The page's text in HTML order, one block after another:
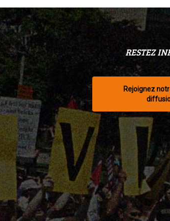
RESTEZ
Rejoignez